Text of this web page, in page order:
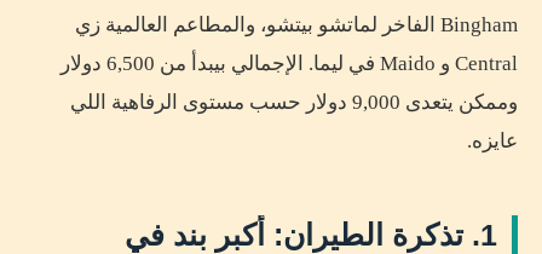
Bingham الفاخر لماتشو بيتشو، والمطاعم العالمية زي
Central و Maido في ليما. الإجمالي بيبدأ من 6,500 دولار
وممكن يتعدى 9,000 دولار حسب مستوى الرفاهية اللي
عايزه.
1. تذكرة الطيران: أكبر بند في